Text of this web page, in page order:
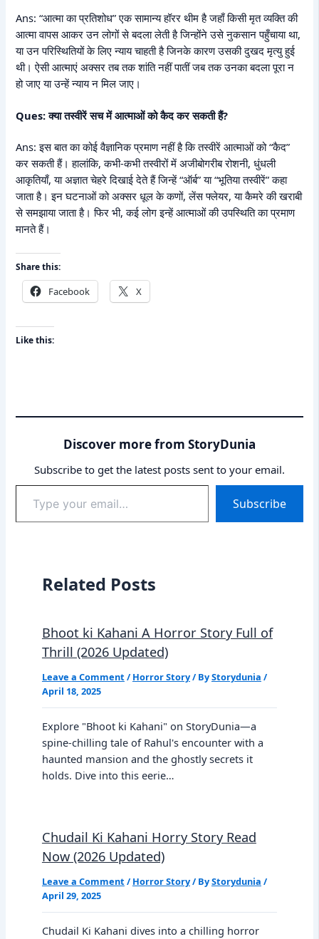
Ans: “आत्मा का प्रतिशोध” एक सामान्य हॉरर थीम है जहाँ किसी मृत व्यक्ति की
आत्मा वापस आकर उन लोगों से बदला लेती है जिन्होंने उसे नुकसान पहुँचाया था,
या उन परिस्थितियों के लिए न्याय चाहती है जिनके कारण उसकी दुखद मृत्यु हुई
थी। ऐसी आत्माएं अक्सर तब तक शांति नहीं पातीं जब तक उनका बदला पूरा न
हो जाए या उन्हें न्याय न मिल जाए।
Ques: क्या तस्वीरें सच में आत्माओं को कैद कर सकती हैं?
Ans: इस बात का कोई वैज्ञानिक प्रमाण नहीं है कि तस्वीरें आत्माओं को “कैद”
कर सकती हैं। हालांकि, कभी-कभी तस्वीरों में अजीबोगरीब रोशनी, धुंधली
आकृतियाँ, या अज्ञात चेहरे दिखाई देते हैं जिन्हें “ऑर्ब” या “भूतिया तस्वीरें” कहा
जाता है। इन घटनाओं को अक्सर धूल के कणों, लेंस फ्लेयर, या कैमरे की खराबी
से समझाया जाता है। फिर भी, कई लोग इन्हें आत्माओं की उपस्थिति का प्रमाण
मानते हैं।
Share this:
Facebook X
Like this:
Discover more from StoryDunia
Subscribe to get the latest posts sent to your email.
your
email…
Subscribe
Related Posts
Bhoot ki Kahani A Horror Story Full of
Thrill (2026 Updated)
Leave a Comment / Horror Story/ ByStorydunia /
April 18, 2025
Explore "Bhoot ki Kahani" on StoryDunia—a
spine-chilling tale of Rahul's encounter with a
haunted mansion and the ghostly secrets it
holds. Dive into this eerie…
Chudail Ki Kahani Horry Story Read
Now (2026 Updated)
Leave a Comment / Horror Story/ ByStorydunia /
April 29, 2025
Chudail Ki Kahani dives into a chilling horror